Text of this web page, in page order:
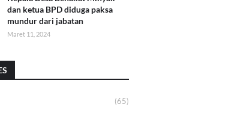
dan ketua BPD diduga paksa
mundur dari jabatan
Maret 11, 2024
(65)